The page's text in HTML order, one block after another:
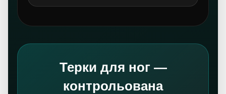
Терки для ног —
контрольована